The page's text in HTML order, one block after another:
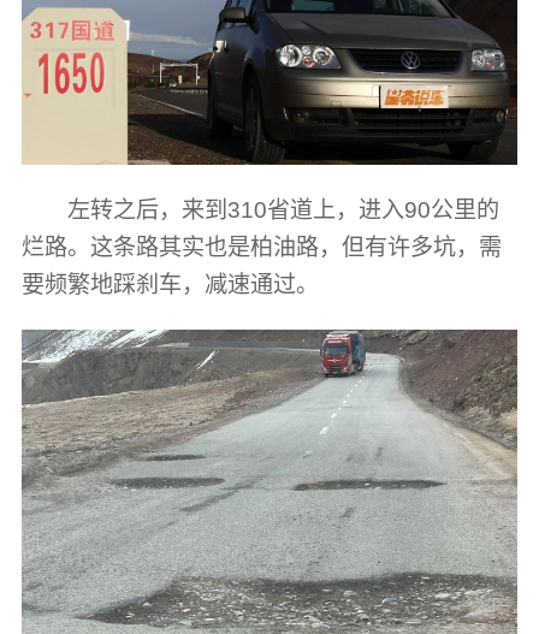
左转之后，来到310省道上，进入90公里的
烂路。这条路其实也是柏油路，但有许多坑，需
要频繁地踩刹车，减速通过。